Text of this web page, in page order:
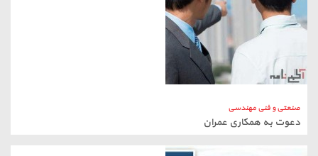
صنعتی و فنی مهندسی
دعوت به همکاری عمران